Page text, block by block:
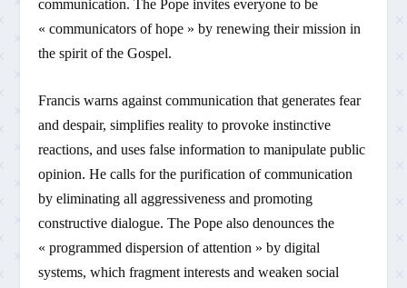
communication. The Pope invites everyone to be
« communicators of hope » by renewing their mission in
the spirit of the Gospel.
Francis warns against communication that generates fear
and despair, simplifies reality to provoke instinctive
reactions, and uses false information to manipulate public
opinion. He calls for the purification of communication
by eliminating all aggressiveness and promoting
constructive dialogue. The Pope also denounces the
« programmed dispersion of attention » by digital
systems, which fragment interests and weaken social